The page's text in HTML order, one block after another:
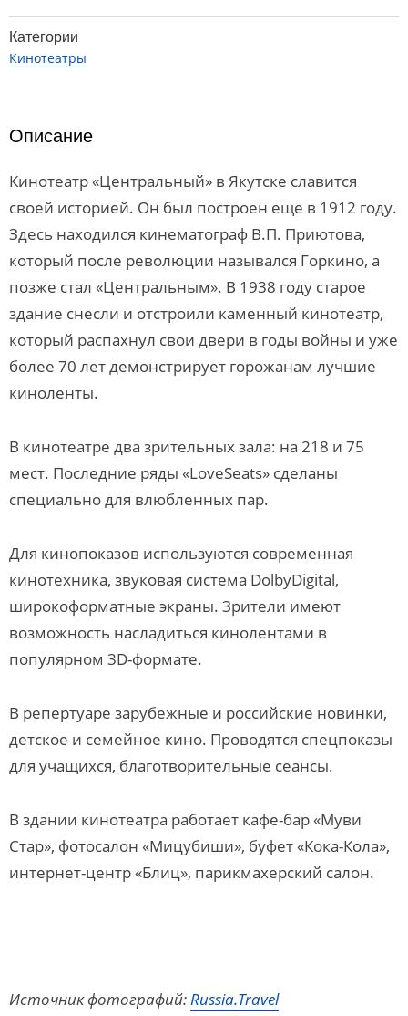
Категории
Кинотеатры
Описание
Кинотеатр «Центральный» в Якутске славится
своей историей. Он был построен еще в 1912 году.
Здесь находился кинематограф В.П. Приютова,
который после революции назывался Горкино, а
позже стал «Центральным». В 1938 году старое
здание снесли и отстроили каменный кинотеатр,
который распахнул свои двери в годы войны и уже
более 70 лет демонстрирует горожанам лучшие
киноленты.
В кинотеатре два зрительных зала: на 218 и 75
мест. Последние ряды «LoveSeats» сделаны
специально для влюбленных пар.
Для кинопоказов используются современная
кинотехника, звуковая система DolbyDigital,
широкоформатные экраны. Зрители имеют
возможность насладиться кинолентами в
популярном 3D-формате.
В репертуаре зарубежные и российские новинки,
детское и семейное кино. Проводятся спецпоказы
для учащихся, благотворительные сеансы.
В здании кинотеатра работает кафе-бар «Муви
Стар», фотосалон «Мицубиши», буфет «Кока-Кола»,
интернет-центр «Блиц», парикмахерский салон.
Источник фотографий:Russia.Travel